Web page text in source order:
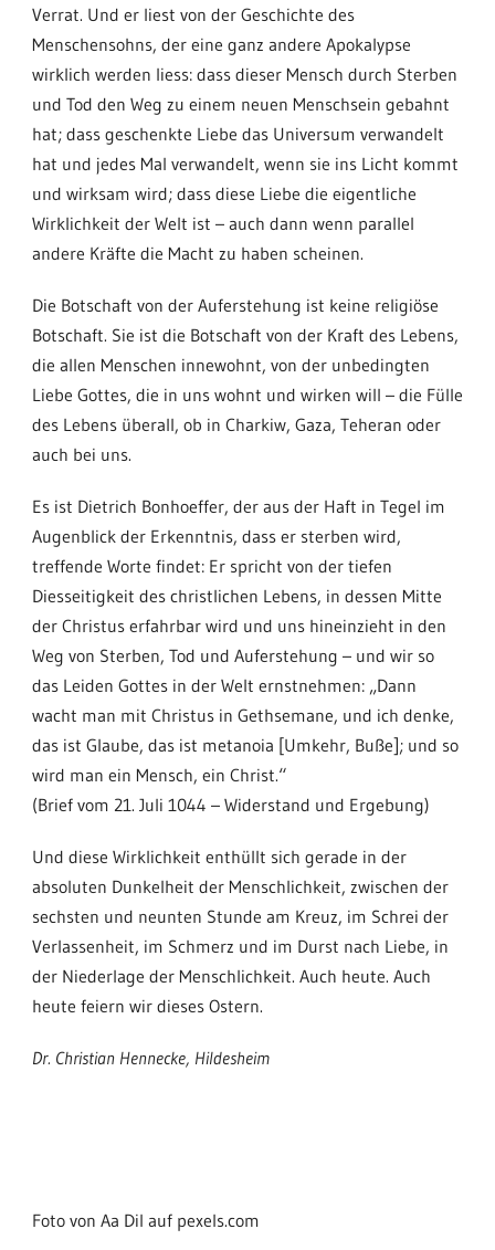
Verrat. Und er liest von der Geschichte des
Menschensohns, der eine ganz andere Apokalypse
wirklich werden liess: dass dieser Mensch durch Sterben
und Tod den Weg zu einem neuen Menschsein gebahnt
hat; dass geschenkte Liebe das Universum verwandelt
hat und jedes Mal verwandelt, wenn sie ins Licht kommt
und wirksam wird; dass diese Liebe die eigentliche
Wirklichkeit der Welt ist – auch dann wenn parallel
andere Kräfte die Macht zu haben scheinen.
Die Botschaft von der Auferstehung ist keine religiöse
Botschaft. Sie ist die Botschaft von der Kraft des Lebens,
die allen Menschen innewohnt, von der unbedingten
Liebe Gottes, die in uns wohnt und wirken will – die Fülle
des Lebens überall, ob in Charkiw, Gaza, Teheran oder
auch bei uns.
Es ist Dietrich Bonhoeffer, der aus der Haft in Tegel im
Augenblick der Erkenntnis, dass er sterben wird,
treffende Worte findet: Er spricht von der tiefen
Diesseitigkeit des christlichen Lebens, in dessen Mitte
der Christus erfahrbar wird und uns hineinzieht in den
Weg von Sterben, Tod und Auferstehung – und wir so
das Leiden Gottes in der Welt ernstnehmen: „Dann
wacht man mit Christus in Gethsemane, und ich denke,
das ist Glaube, das ist metanoia [Umkehr, Buße]; und so
wird man ein Mensch, ein Christ.“
(Brief vom 21. Juli 1044 – Widerstand und Ergebung)
Und diese Wirklichkeit enthüllt sich gerade in der
absoluten Dunkelheit der Menschlichkeit, zwischen der
sechsten und neunten Stunde am Kreuz, im Schrei der
Verlassenheit, im Schmerz und im Durst nach Liebe, in
der Niederlage der Menschlichkeit. Auch heute. Auch
heute feiern wir dieses Ostern.
Dr. Christian Hennecke, Hildesheim
Foto von Aa Dil auf pexels.com